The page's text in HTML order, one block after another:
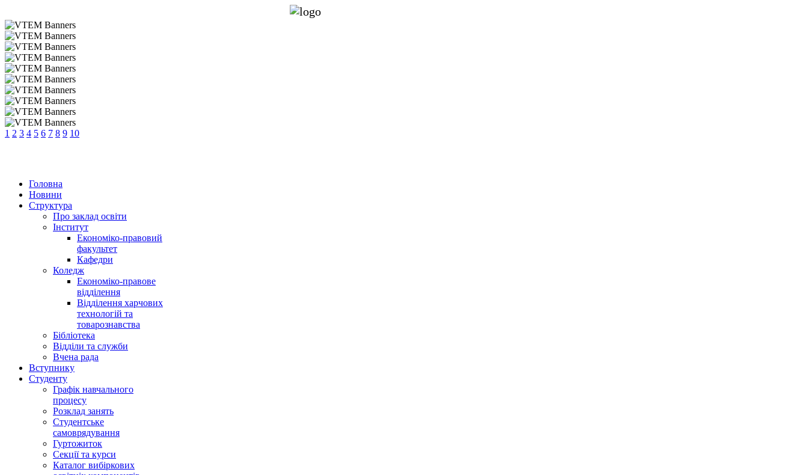
1 2 3 4 5 6 7 8 9 10
Головна
Новини
Структура
Про заклад освіти
Інститут
Економіко-правовий
факультет
Кафедри
Коледж
Економіко-правове
відділення
Відділення харчових
технологій та
товарознавства
Бібліотека
Відділи та служби
Вчена рада
Вступнику
Студенту
Графік навчального
процесу
Розклад занять
Студентське
самоврядування
Гуртожиток
Секції та курси
Каталог вибіркових